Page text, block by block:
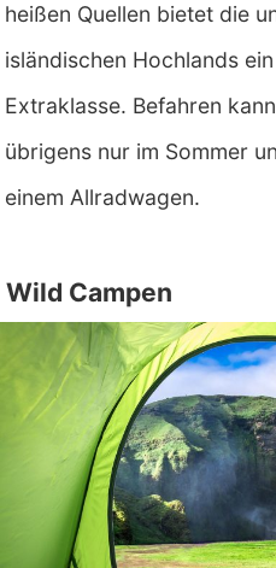
heißen Quellen bietet die
isländischen Hochlands
Extraklasse. Befahren
übrigens nur im Sommer
einem Allradwagen.
Wild Campen